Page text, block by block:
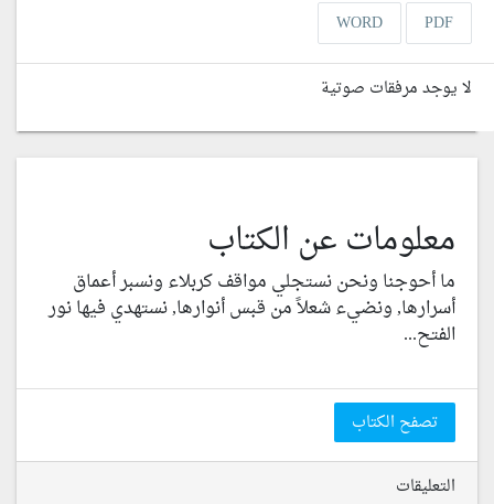
PDF
WORD
لا يوجد مرفقات صوتية
معلومات عن الكتاب
ما أحوجنا ونحن نستجلي مواقف كربلاء ونسبر أعماق
أسرارها, ونضيء شعلاً من قبس أنوارها, نستهدي فيها نور
الفتح...
تصفح الكتاب
التعليقات